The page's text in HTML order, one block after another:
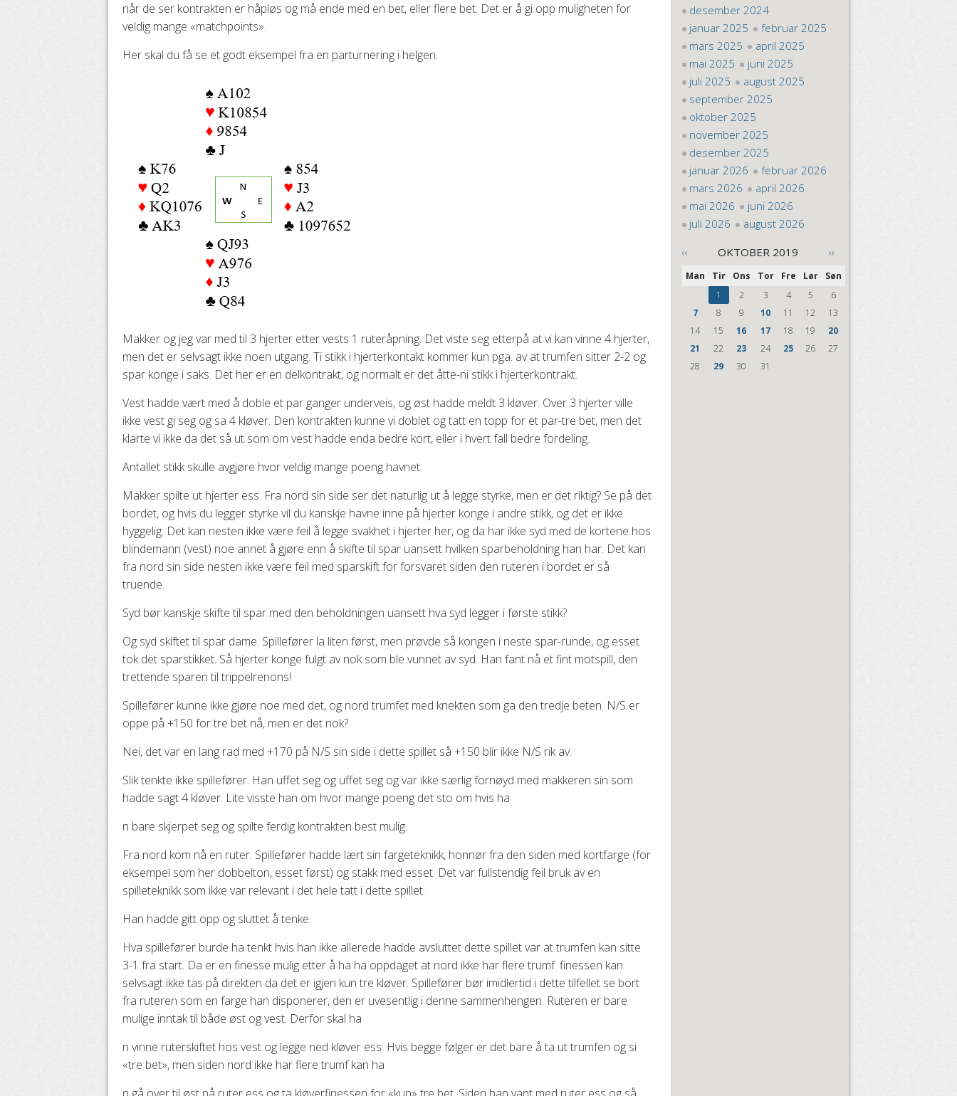
når de ser kontrakten er håpløs og må ende med en bet, eller flere bet. Det er å gi opp muligheten for
veldig mange «matchpoints».
Her skal du få se et godt eksempel fra en parturnering i helgen.
Makker og jeg var med til 3 hjerter etter vests 1 ruteråpning. Det viste seg etterpå at vi kan vinne 4 hjerter,
men det er selvsagt ikke noen utgang. Ti stikk i hjerterkontakt kommer kun pga. av at trumfen sitter 2-2 og
spar konge i saks. Det her er en delkontrakt, og normalt er det åtte-ni stikk i hjerterkontrakt.
Vest hadde vært med å doble et par ganger underveis, og øst hadde meldt 3 kløver. Over 3 hjerter ville
ikke vest gi seg og sa 4 kløver. Den kontrakten kunne vi doblet og tatt en topp for et par-tre bet, men det
klarte vi ikke da det så ut som om vest hadde enda bedre kort, eller i hvert fall bedre fordeling.
Antallet stikk skulle avgjøre hvor veldig mange poeng havnet.
Makker spilte ut hjerter ess. Fra nord sin side ser det naturlig ut å legge styrke, men er det riktig? Se på det
bordet, og hvis du legger styrke vil du kanskje havne inne på hjerter konge i andre stikk, og det er ikke
hyggelig. Det kan nesten ikke være feil å legge svakhet i hjerter her, og da har ikke syd med de kortene hos
blindemann (vest) noe annet å gjøre enn å skifte til spar uansett hvilken sparbeholdning han har. Det kan
fra nord sin side nesten ikke være feil med sparskift for forsvaret siden den ruteren i bordet er så
truende.
Syd bør kanskje skifte til spar med den beholdningen uansett hva syd legger i første stikk?
Og syd skiftet til spar dame. Spillefører la liten først, men prøvde så kongen i neste spar-runde, og esset
tok det sparstikket. Så hjerter konge fulgt av nok som ble vunnet av syd. Han fant nå et fint motspill, den
trettende sparen til trippelrenons!
Spillefører kunne ikke gjøre noe med det, og nord trumfet med knekten som ga den tredje beten. N/S er
oppe på +150 for tre bet nå, men er det nok?
Nei, det var en lang rad med +170 på N/S sin side i dette spillet så +150 blir ikke N/S rik av.
Slik tenkte ikke spillefører. Han uffet seg og uffet seg og var ikke særlig fornøyd med makkeren sin som
hadde sagt 4 kløver. Lite visste han om hvor mange poeng det sto om hvis ha
n bare skjerpet seg og spilte ferdig kontrakten best mulig.
Fra nord kom nå en ruter. Spillefører hadde lært sin fargeteknikk, honnør fra den siden med kortfarge (for
eksempel som her dobbelton, esset først) og stakk med esset. Det var fullstendig feil bruk av en
spilleteknikk som ikke var relevant i det hele tatt i dette spillet.
Han hadde gitt opp og sluttet å tenke.
Hva spillefører burde ha tenkt hvis han ikke allerede hadde avsluttet dette spillet var at trumfen kan sitte
3-1 fra start. Da er en finesse mulig etter å ha ha oppdaget at nord ikke har flere trumf. finessen kan
selvsagt ikke tas på direkten da det er igjen kun tre kløver. Spillefører bør imidlertid i dette tilfellet se bort
fra ruteren som en farge han disponerer, den er uvesentlig i denne sammenhengen. Ruteren er bare
mulige inntak til både øst og vest. Derfor skal ha
n vinne ruterskiftet hos vest og legge ned kløver ess. Hvis begge følger er det bare å ta ut trumfen og si
«tre bet», men siden nord ikke har flere trumf kan ha
desember 2024
januar 2025
februar 2025
mars 2025
april 2025
mai 2025
juni 2025
juli 2025
august 2025
september 2025
oktober 2025
november 2025
desember 2025
januar 2026
februar 2026
mars 2026
april 2026
mai 2026
juni 2026
juli 2026
august 2026
‹‹
››
OKTOBER 2019
Man Tir Ons Tor Fre Lør
Søn
1
2 3 4 5
6
7
8 9 10 11 12
13
14
15 16 17 18 19
20
21
22 23 24 25 26
27
28
29 30 31